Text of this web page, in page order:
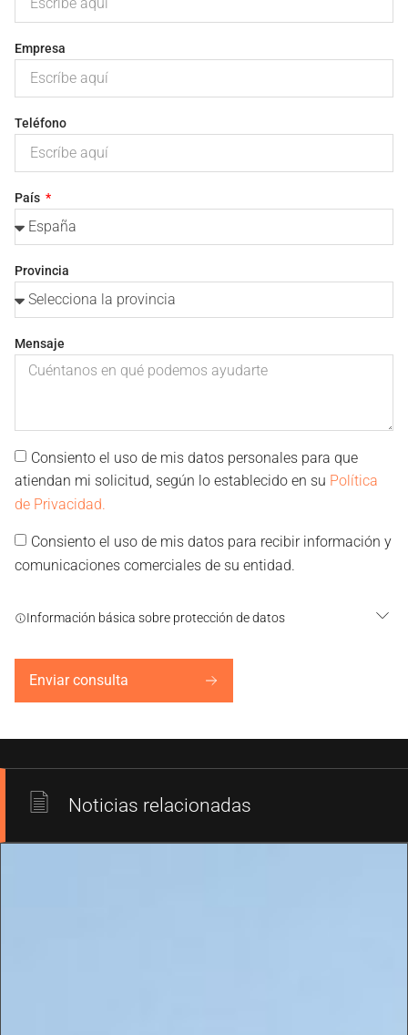
Empresa
Teléfono
País
Provincia
Mensaje
Consiento el uso de mis datos personales para que
atiendan mi solicitud, según lo establecido en su Política
de Privacidad.
Consiento el uso de mis datos para recibir información y
comunicaciones comerciales de su entidad.
Información básica sobre protección de datos
Enviar consulta
Noticias relacionadas